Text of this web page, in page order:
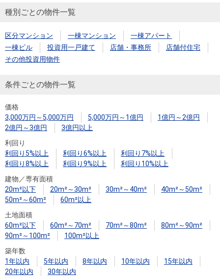
住まいと
暮らしの
税金の本
ック）
購入ガイ
ド
税金の本
（電子ブ
ック）
種別ごとの物件一覧
区分マンション 一棟マンション
一棟アパート
一棟ビル
投資用一戸建て 店舗・事務所
店舗付住宅
その他投資用物件
条件ごとの物件一覧
価格
3,000万円～5,000万円
5,000万円～1億円
1億円～2億円
2億円～3億円
3億円以上
利回り
利回り5%以上
利回り6%以上
利回り7%以上
利回り8%以上
利回り9%以上
利回り10%以上
建物／専有面積
20m²以下
20m²～30m² 30m²～40m²
40m²～50m²
50m²～60m²
60m²以上
土地面積
60m²以下
60m²～70m² 70m²～80m²
80m²～90m²
90m²～100m²
100m²以上
築年数
1年以内
5年以内 8年以内 10年以内
15年以内
20年以内
30年以内